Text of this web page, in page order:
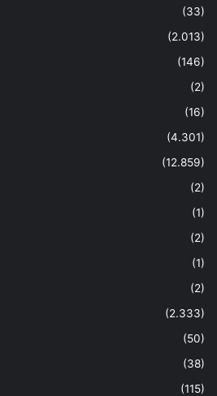
(33)
(2.013)
(146)
(2)
(16)
(4.301)
(12.859)
(2)
(1)
(2)
(1)
(2)
(2.333)
(50)
(38)
(115)